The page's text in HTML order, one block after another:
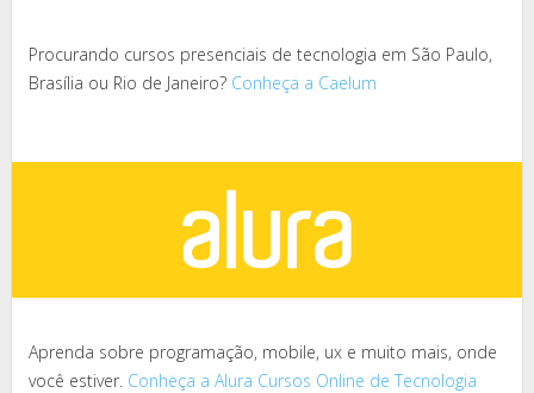
Procurando cursos presenciais de tecnologia em São Paulo,
Brasília ou Rio de Janeiro? Conheça a Caelum
Aprenda sobre programação, mobile, ux e muito mais, onde
você estiver. Conheça a Alura Cursos Online de Tecnologia